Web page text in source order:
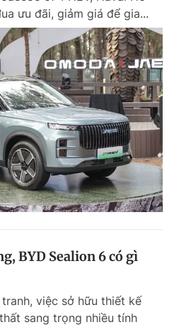
ưu đãi, giảm giá để gia...
BYD Sealion 6 có gì
việc sở hữu thiết kế
sang trọng nhiều tính